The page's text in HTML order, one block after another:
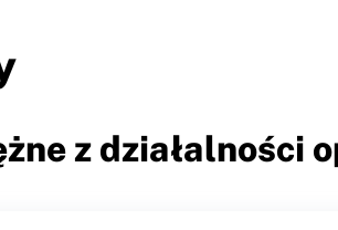
z działalności